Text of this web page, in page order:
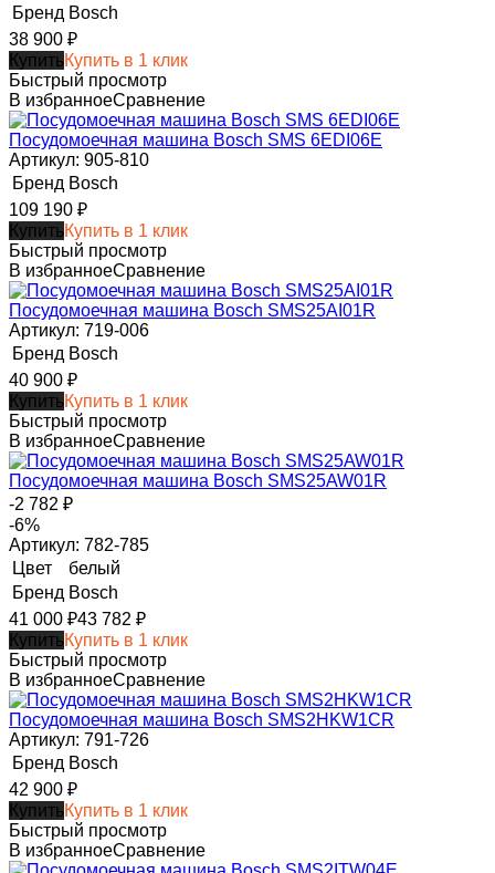
Бренд Bosch
38 900 ₽
КупитьКупить в 1 клик
Быстрый просмотр
В избранноеСравнение
Посудомоечная машина Bosch SMS 6EDI06E
Артикул: 905-810
Бренд Bosch
109 190 ₽
КупитьКупить в 1 клик
Быстрый просмотр
В избранноеСравнение
Посудомоечная машина Bosch SMS25AI01R
Артикул: 719-006
Бренд Bosch
40 900 ₽
КупитьКупить в 1 клик
Быстрый просмотр
В избранноеСравнение
Посудомоечная машина Bosch SMS25AW01R
-2 782 ₽
-6%
Артикул: 782-785
Цвет
белый
Бренд Bosch
41 000 ₽43 782 ₽
КупитьКупить в 1 клик
Быстрый просмотр
В избранноеСравнение
Посудомоечная машина Bosch SMS2HKW1CR
Артикул: 791-726
Бренд Bosch
42 900 ₽
КупитьКупить в 1 клик
Быстрый просмотр
В избранноеСравнение